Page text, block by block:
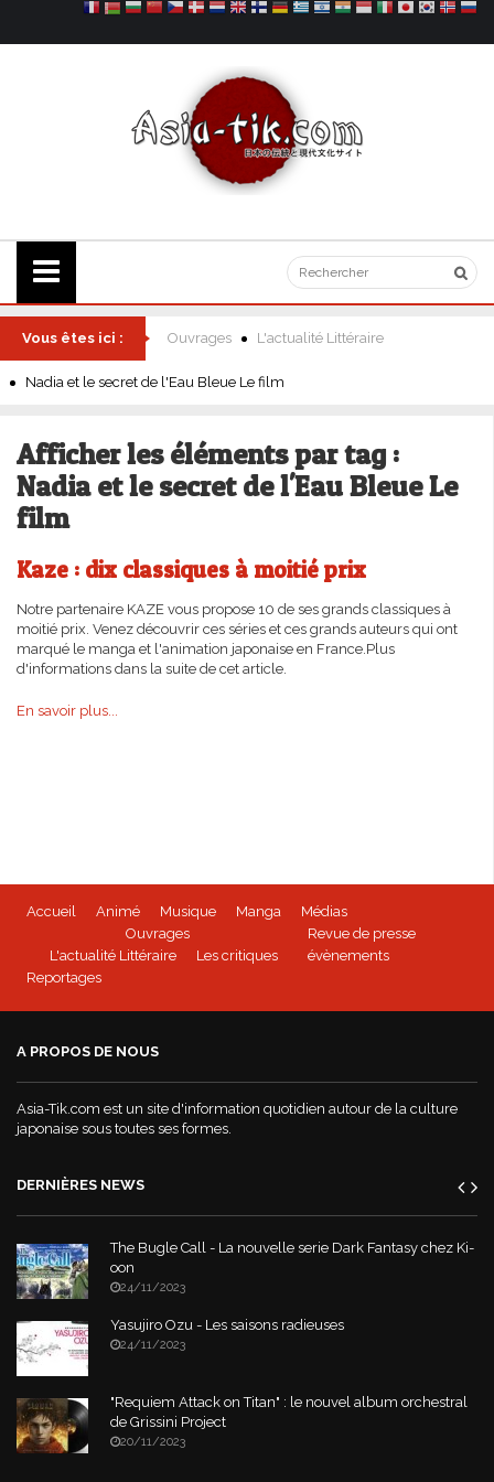
Vous êtes ici : Ouvrages L'actualité Littéraire
Nadia et le secret de l'Eau Bleue Le film
Afficher les éléments par tag :
Nadia et le secret de l'Eau Bleue Le
film
Kaze : dix classiques à moitié prix
Notre partenaire KAZE vous propose 10 de ses grands classiques à
moitié prix. Venez découvrir ces séries et ces grands auteurs qui ont
marqué le manga et l'animation japonaise en France.Plus
d'informations dans la suite de cet article.
En savoir plus...
Accueil Animé Musique Manga
Médias
Ouvrages
L'actualité Littéraire
Les critiques
Revue de presse
évènements
Reportages
A PROPOS DE NOUS
Asia-Tik.com est un site d'information quotidien autour de la culture
japonaise sous toutes ses formes.
DERNIÈRES NEWS
The Bugle Call - La nouvelle serie Dark Fantasy chez Ki-
oon
24/11/2023
Yasujiro Ozu - Les saisons radieuses
24/11/2023
"Requiem Attack on Titan" : le nouvel album orchestral
de Grissini Project
20/11/2023